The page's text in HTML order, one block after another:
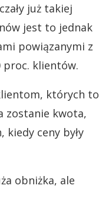
już takiej
jest to jednak
powiązanymi z
proc. klientów.
których to
zostanie kwota,
kiedy ceny były
obniżka, ale